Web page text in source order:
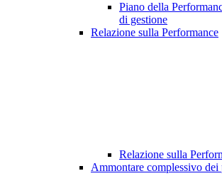
Piano della
di gestione
Relazione sulla Performance
Relazione sulla
Ammontare complessivo dei